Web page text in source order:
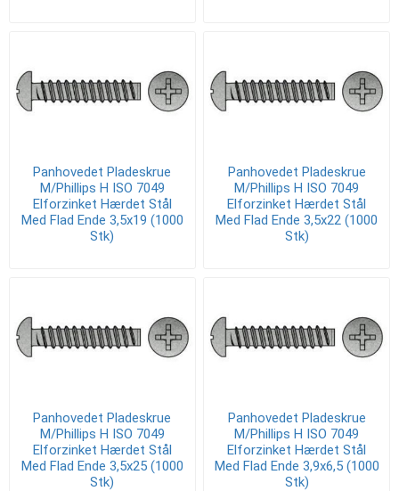
Panhovedet Pladeskrue
M/Phillips H ISO 7049
Elforzinket Hærdet Stål
Med Flad Ende 3,5x19 (1000
Stk)
Panhovedet Pladeskrue
M/Phillips H ISO 7049
Elforzinket Hærdet Stål
Med Flad Ende 3,5x22 (1000
Stk)
Panhovedet Pladeskrue
M/Phillips H ISO 7049
Elforzinket Hærdet Stål
Med Flad Ende 3,5x25 (1000
Stk)
Panhovedet Pladeskrue
M/Phillips H ISO 7049
Elforzinket Hærdet Stål
Med Flad Ende 3,9x6,5 (1000
Stk)